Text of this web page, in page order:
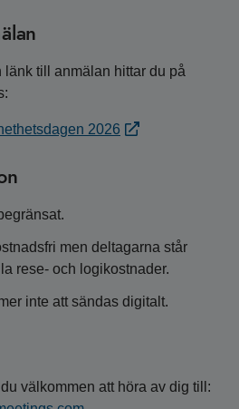
länk till anmälan hittar du på
2026
men deltagarna står
rese- och logikostnader.
inte att sändas digitalt.
välkommen att höra av dig till: